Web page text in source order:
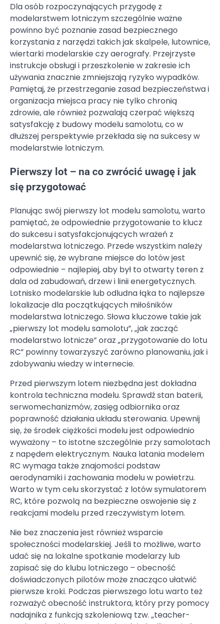
Dla osób rozpoczynających przygodę z
modelarstwem lotniczym szczególnie ważne
powinno być poznanie zasad bezpiecznego
korzystania z narzędzi takich jak skalpele, lutownice,
wiertarki modelarskie czy aerografy. Przejrzyste
instrukcje obsługi i przeszkolenie w zakresie ich
używania znacznie zmniejszają ryzyko wypadków.
Pamiętaj, że przestrzeganie zasad bezpieczeństwa i
organizacja miejsca pracy nie tylko chronią
zdrowie, ale również pozwalają czerpać większą
satysfakcję z budowy modelu samolotu, co w
dłuższej perspektywie przekłada się na sukcesy w
modelarstwie lotniczym.
Pierwszy lot – na co zwrócić uwagę i jak
się przygotować
Planując swój pierwszy lot modelu samolotu, warto
pamiętać, że odpowiednie przygotowanie to klucz
do sukcesu i satysfakcjonujących wrażeń z
modelarstwa lotniczego. Przede wszystkim należy
upewnić się, że wybrane miejsce do lotów jest
odpowiednie – najlepiej, aby był to otwarty teren z
dala od zabudowań, drzew i linii energetycznych.
Lotnisko modelarskie lub odludna łąka to najlepsze
lokalizacje dla początkujących miłośników
modelarstwa lotniczego. Słowa kluczowe takie jak
„pierwszy lot modelu samolotu”, „jak zacząć
modelarstwo lotnicze” oraz „przygotowanie do lotu
RC” powinny towarzyszyć zarówno planowaniu, jak i
zdobywaniu wiedzy w internecie.
Przed pierwszym lotem niezbędna jest dokładna
kontrola techniczna modelu. Sprawdź stan baterii,
serwomechanizmów, zasięg odbiornika oraz
poprawność działania układu sterowania. Upewnij
się, że środek ciężkości modelu jest odpowiednio
wyważony – to istotne szczególnie przy samolotach
z napędem elektrycznym. Nauka latania modelem
RC wymaga także znajomości podstaw
aerodynamiki i zachowania modelu w powietrzu.
Warto w tym celu skorzystać z lotów symulatorem
RC, które pozwolą na bezpieczne oswojenie się z
reakcjami modelu przed rzeczywistym lotem.
Nie bez znaczenia jest również wsparcie
społeczności modelarskiej. Jeśli to możliwe, warto
udać się na lokalne spotkanie modelarzy lub
zapisać się do klubu lotniczego – obecność
doświadczonych pilotów może znacząco ułatwić
pierwsze kroki. Podczas pierwszego lotu warto też
rozważyć obecność instruktora, który przy pomocy
nadajnika z funkcją szkoleniową tzw. „teacher-